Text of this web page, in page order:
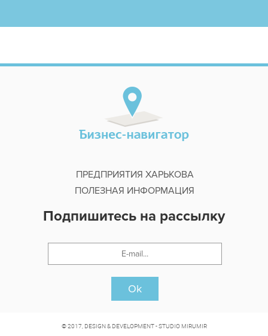
ПРЕДПРИЯТИЯ ХАРЬКОВА
ПОЛЕЗНАЯ ИНФОРМАЦИЯ
Подпишитесь на рассылку
Ok
© 2017, DESIGN & DEVELOPMENT - STUDIO MIRUMIR